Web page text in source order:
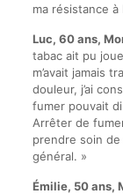
ma résistance
Luc, 60 ans,
tabac ait pu
m’avait jamais
douleur, j’ai
fumer pouvait
Arrêter de
prendre soin
général. »
Émilie, 50 ans,